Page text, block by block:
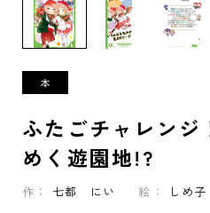
ふたごチャレンジ
めく遊園地!?
作： 七都 にい 絵： しめ子